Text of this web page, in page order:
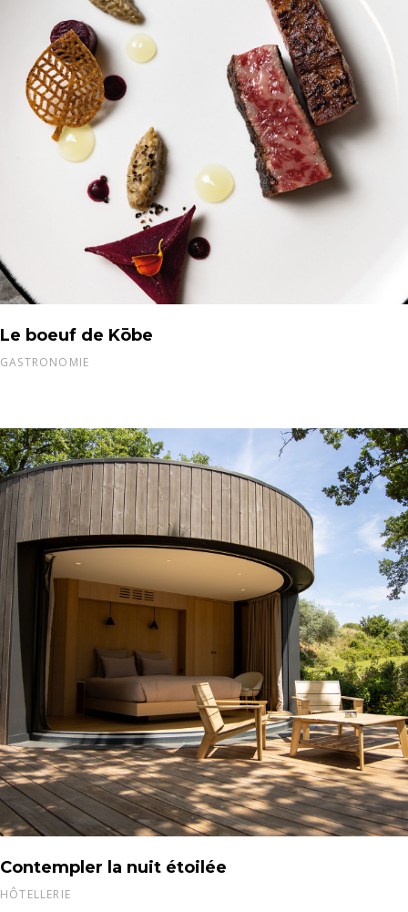
Le boeuf de Kōbe
GASTRONOMIE
Contempler la nuit étoilée
HÔTELLERIE